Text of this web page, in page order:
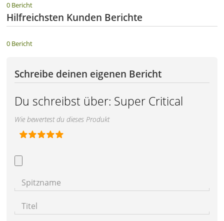
0 Bericht
Hilfreichsten Kunden Berichte
0 Bericht
Schreibe deinen eigenen Bericht
Du schreibst über: Super Critical
Wie bewertest du dieses Produkt
Spitzname
Titel